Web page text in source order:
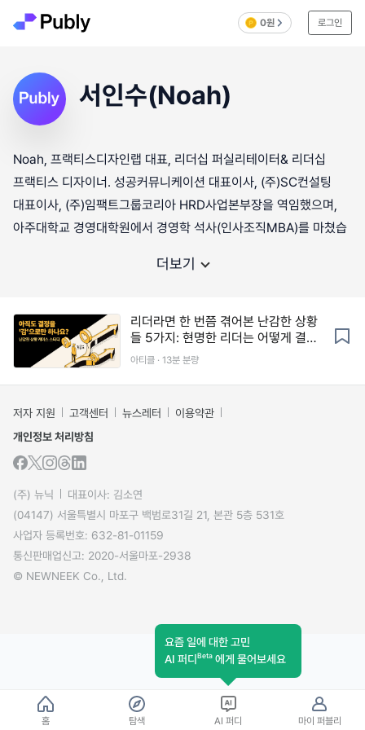
0원 로그인
서인수(Noah)
Noah, 프랙티스디자인랩 대표, 리더십 퍼실리테이터& 리더십
프랙티스 디자이너. 성공커뮤니케이션 대표이사, (주)SC컨설팅
대표이사, (주)임팩트그룹코리아 HRD사업본부장을 역임했으며,
아주대학교 경영대학원에서 경영학 석사(인사조직MBA)를 마쳤습
더보기
리더라면 한 번쯤 겪어본 난감한 상황
들 5가지: 현명한 리더는 어떻게 결정
할까?
아티클 · 13분 분량
저자 지원 고객센터 뉴스레터
이용약관
개인정보 처리방침
(주) 뉴닉
대표이사: 김소연
(04147) 서울특별시 마포구 백범로31길 21, 본관 5층 531호
사업자 등록번호: 632-81-01159
통신판매업신고: 2020-서울마포-2938
© NEWNEEK Co., Ltd.
홈 탐색
요즘 일에 대한 고민
AI 퍼디Beta 에게 물어보세요
AI 퍼디 마이 퍼블리